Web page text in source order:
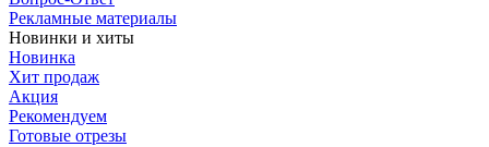
Рекламные материалы
Новинки и хиты
Новинка
Хит продаж
Акция
Рекомендуем
Готовые отрезы